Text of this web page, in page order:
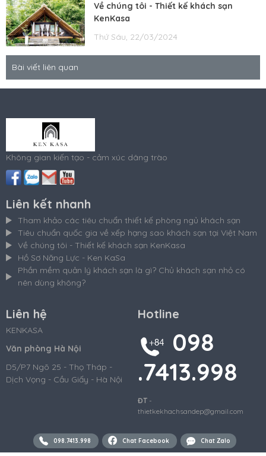
Về chúng tôi - Thiết kế khách sạn
KenKasa
Thứ Sáu, 22/03/2024
Bài viết liên quan
Không gian kiến tạo - cảm xúc dâng trào
Liên kết nhanh
Tham khảo các tiêu chuẩn thiết kế phòng ngủ khách sạn
Tiêu chuẩn quốc gia về xếp hạng sao khách sạn tại Việt Nam
Về chúng tôi - Thiết kế khách sạn KenKasa
Hồ Sơ Năng Lực - Ken KaSa
Phần mềm quản lý khách sạn là gì? Chủ khách sạn nhỏ có
nên dùng không?
Liên hệ
KENKASA
Văn phòng Hà Nội
D5/P7 Ngõ 25 - Thọ Tháp -
Dịch Vọng - Cầu Giấy - Hà Nội
Hotline
098
.7413.998
ĐT-
thietkekhachsandep@gmail.com
098.7413.998 Chat Facebook Chat Zalo